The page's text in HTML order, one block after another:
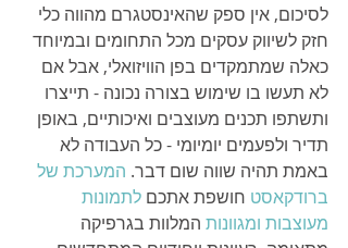
לסיכום, אין ספק שהאינסטגרם מהווה כלי
חזק לשיווק עסקים מכל התחומים ובמיוחד
כאלה שמתמקדים בפן הוויזואלי, אבל אם
לא תעשו בו שימוש בצורה נכונה - תייצרו
ותשתפו תכנים מעוצבים ואיכותיים, באופן
תדיר ולפעמים יומיומי - כל העבודה לא
באמת תהיה שווה שום דבר. המערכת של
ברודקאסט חושפת אתכם לתמונות
מעוצבות ומגוונות המלוות בגרפיקה